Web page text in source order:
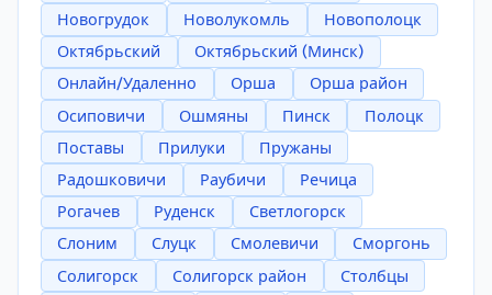
Новогрудок
Новолукомль
Новополоцк
Октябрьский
Октябрьский (Минск)
Онлайн/Удаленно
Орша
Орша район
Осиповичи
Ошмяны Пинск
Полоцк
Поставы
Прилуки
Пружаны
Радошковичи
Раубичи
Речица
Рогачев
Руденск
Светлогорск
Слоним
Слуцк Смолевичи
Сморгонь
Солигорск
Солигорск район
Столбцы